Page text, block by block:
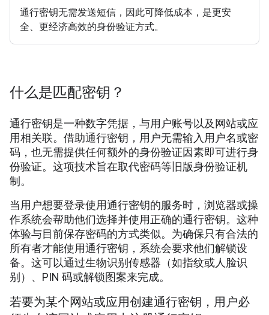
通行密钥无需发送短信，因此可降低成本，是更安
全、更经济高效的身份验证方式。
什么是匹配密钥？
通行密钥是一种数字凭据，与用户账号以及网站或应
用相关联。借助通行密钥，用户无需输入用户名或密
码，也无需提供任何额外的身份验证因素即可进行身
份验证。这项技术旨在取代密码等旧版身份验证机
制。
当用户想要登录使用通行密钥的服务时，浏览器或操
作系统会帮助他们选择并使用正确的通行密钥。这种
体验与目前保存密码的方式类似。为确保只有合法的
所有者才能使用通行密钥，系统会要求他们解锁设
备。这可以通过生物识别传感器（如指纹或人脸识
别）、PIN 码或解锁图案来完成。
若要为某个网站或应用创建通行密钥，用户必